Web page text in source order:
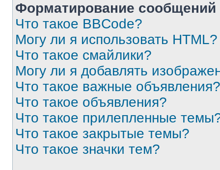
Форматирование
Что такое BBCode?
Могу ли я использовать HTML?
Что такое смайлики?
Могу ли я добавлять
Что такое важные объявления?
Что такое объявления?
Что такое прилепленные
Что такое закрытые темы?
Что такое значки тем?